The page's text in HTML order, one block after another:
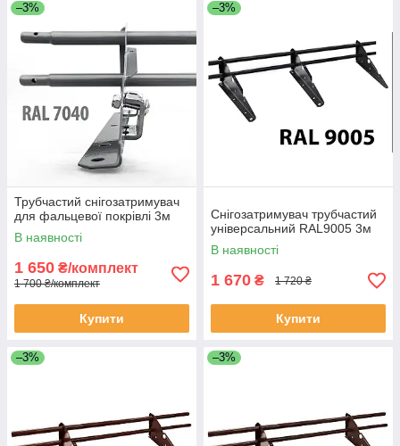
–3%
Трубчастий снігозатримувач
для фальцевої покрівлі 3м
В наявності
1 650 ₴/комплект
1 700 ₴/комплект
Купити
–3%
Снігозатримувач трубчастий
універсальний RAL9005 3м
В наявності
1 670 ₴ 1 720 ₴
Купити
–3% –3%